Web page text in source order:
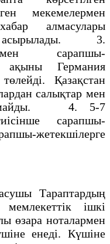
мекемелермен
алмасулары
асырылады. 3.
мен сарапшы-
ақыны Германия
Қазақстан
салықтар мен
4. 5-7
сарапшы-
жетекшілерге
Тараптардың
ішкі
өзара ноталармен
енеді. Күшіне